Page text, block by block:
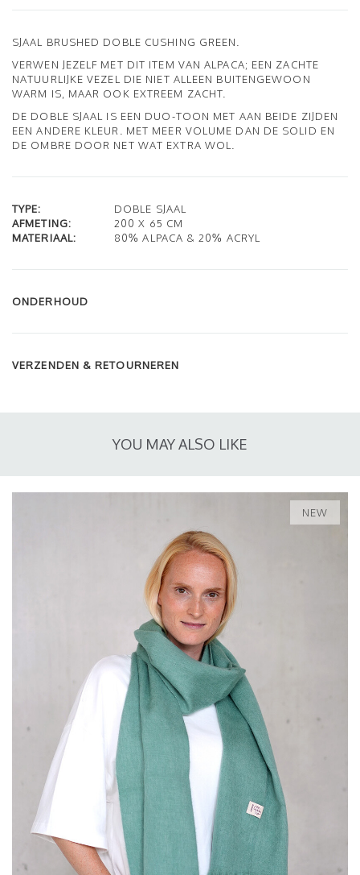
SJAAL BRUSHED DOBLE CUSHING GREEN.
VERWEN JEZELF MET DIT ITEM VAN ALPACA; EEN ZACHTE
NATUURLIJKE VEZEL DIE NIET ALLEEN BUITENGEWOON
WARM IS, MAAR OOK EXTREEM ZACHT.
DE DOBLE SJAAL IS EEN DUO-TOON MET AAN BEIDE ZIJDEN
EEN ANDERE KLEUR. MET MEER VOLUME DAN DE SOLID EN
DE OMBRE DOOR NET WAT EXTRA WOL.
TYPE:
DOBLE SJAAL
AFMETING:
200 X 65 CM
MATERIAAL:
80% ALPACA & 20% ACRYL
ONDERHOUD
VERZENDEN & RETOURNEREN
YOU MAY ALSO LIKE
NEW